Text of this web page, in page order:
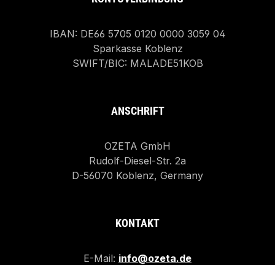
IBAN: DE66 5705 0120 0000 3059 04
Sparkasse Koblenz
SWIFT/BIC: MALADE51KOB
ANSCHRIFT
OZETA GmbH
Rudolf-Diesel-Str. 2a
D-56070 Koblenz, Germany
KONTAKT
E-Mail: info@ozeta.de